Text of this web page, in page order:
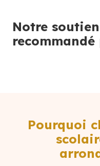
Notre
Pourquoi